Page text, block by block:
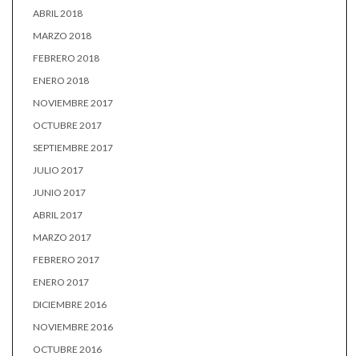
ABRIL 2018
MARZO 2018
FEBRERO 2018
ENERO 2018
NOVIEMBRE 2017
OCTUBRE 2017
SEPTIEMBRE 2017
JULIO 2017
JUNIO 2017
ABRIL 2017
MARZO 2017
FEBRERO 2017
ENERO 2017
DICIEMBRE 2016
NOVIEMBRE 2016
OCTUBRE 2016